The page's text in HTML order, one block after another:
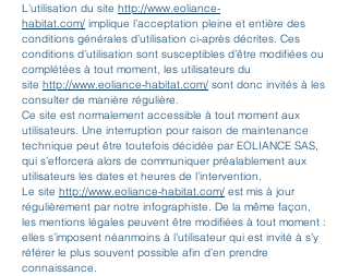
L’utilisation du site http://www.eoliance-
habitat.com/ implique l’acceptation pleine et entière des
conditions générales d’utilisation ci-après décrites. Ces
conditions d’utilisation sont susceptibles d’être modifiées ou
complétées à tout moment, les utilisateurs du
site http://www.eoliance-habitat.com/ sont donc invités à les
consulter de manière régulière.
Ce site est normalement accessible à tout moment aux
utilisateurs. Une interruption pour raison de maintenance
technique peut être toutefois décidée par EOLIANCE SAS,
qui s’efforcera alors de communiquer préalablement aux
utilisateurs les dates et heures de l’intervention.
Le site http://www.eoliance-habitat.com/ est mis à jour
régulièrement par notre infographiste. De la même façon,
les mentions légales peuvent être modifiées à tout moment :
elles s’imposent néanmoins à l’utilisateur qui est invité à s’y
référer le plus souvent possible afin d’en prendre
connaissance.